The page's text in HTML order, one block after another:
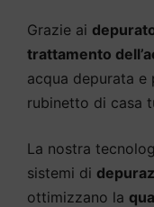
Grazie ai
trattamento
acqua depurata e
rubinetto di casa
La nostra
sistemi di
ottimizzano la